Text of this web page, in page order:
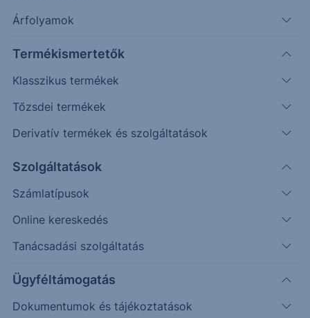
Árfolyamok
Termékismertetők
Klasszikus termékek
Tőzsdei termékek
Derivatív termékek és szolgáltatások
Szolgáltatások
Számlatípusok
Online kereskedés
Tanácsadási szolgáltatás
Ügyféltámogatás
Dokumentumok és tájékoztatások